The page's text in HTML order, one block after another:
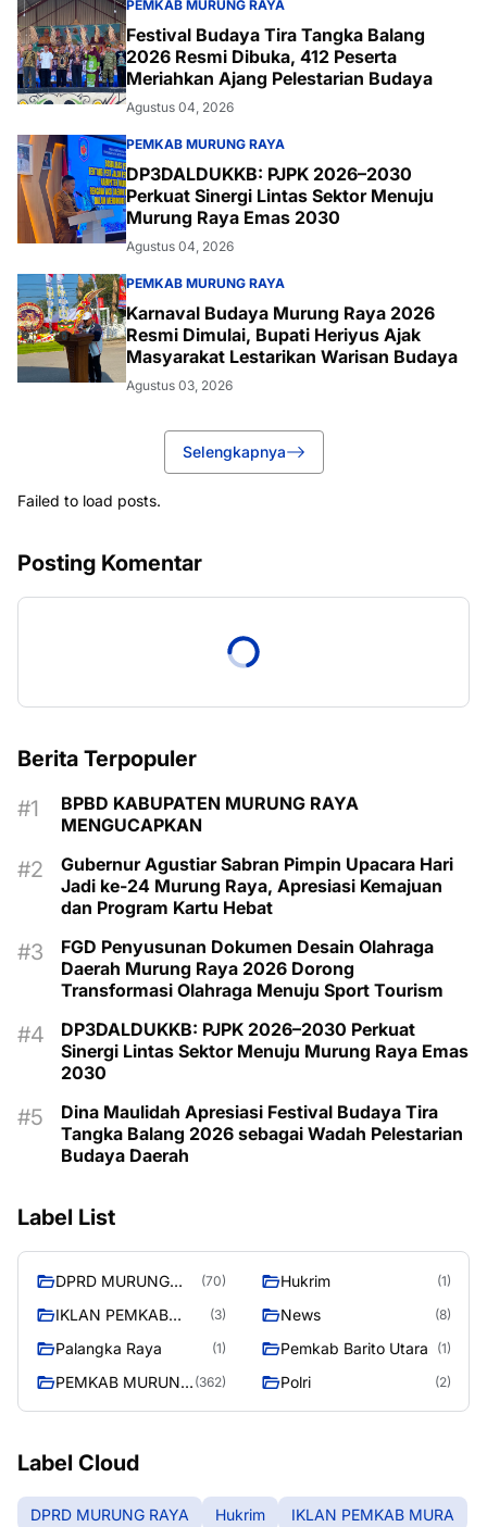
PEMKAB MURUNG RAYA
Festival Budaya Tira Tangka Balang
2026 Resmi Dibuka, 412 Peserta
Meriahkan Ajang Pelestarian Budaya
Agustus 04, 2026
PEMKAB MURUNG RAYA
DP3DALDUKKB: PJPK 2026–2030
Perkuat Sinergi Lintas Sektor Menuju
Murung Raya Emas 2030
Agustus 04, 2026
PEMKAB MURUNG RAYA
Karnaval Budaya Murung Raya 2026
Resmi Dimulai, Bupati Heriyus Ajak
Masyarakat Lestarikan Warisan Budaya
Agustus 03, 2026
Selengkapnya
Failed to load posts.
Posting Komentar
Berita Terpopuler
BPBD KABUPATEN MURUNG RAYA
MENGUCAPKAN
Gubernur Agustiar Sabran Pimpin Upacara Hari
Jadi ke-24 Murung Raya, Apresiasi Kemajuan
dan Program Kartu Hebat
FGD Penyusunan Dokumen Desain Olahraga
Daerah Murung Raya 2026 Dorong
Transformasi Olahraga Menuju Sport Tourism
DP3DALDUKKB: PJPK 2026–2030 Perkuat
Sinergi Lintas Sektor Menuju Murung Raya Emas
2030
Dina Maulidah Apresiasi Festival Budaya Tira
Tangka Balang 2026 sebagai Wadah Pelestarian
Budaya Daerah
Label List
DPRD MURUNG
(70) Hukrim (1)
IKLAN PEMKAB
(3) News (8)
Palangka Raya (1) Pemkab Barito Utara (1)
PEMKAB MURUNG (362) Polri (2)
Label Cloud
DPRD MURUNG RAYA Hukrim
IKLAN PEMKAB MURA